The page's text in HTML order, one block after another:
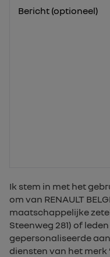
Bericht (optioneel)
Ik stem in met het
om van RENAULT
maatschappelijke
Steenweg 281) of
gepersonaliseerde
diensten van het merk